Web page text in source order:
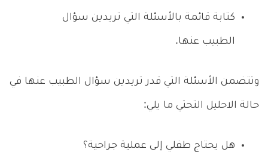
كتابة قائمة بالأسئلة التي تريدين سؤال
الطبيب عنها.
وتتضمن الأسئلة التي قدر تريدين سؤال الطبيب عنها في
حالة الاحليل التحتي ما يلي:
هل يحتاج طفلي إلى عملية جراحية؟